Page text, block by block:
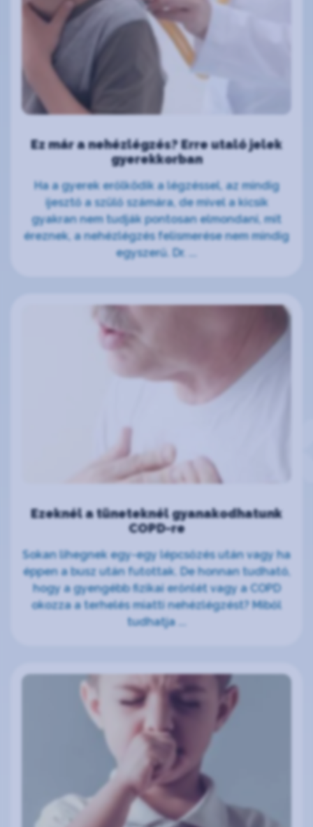
Ez már a nehézlégzés? Erre utaló jelek
gyerekkorban
Ha a gyerek erőlködik a légzéssel, az mindig
ijesztő a szülő számára, de mivel a kicsik
gyakran nem tudják pontosan elmondani, mit
éreznek, a nehézlégzés felismerése nem mindig
egyszerű. Dr. ...
Ezeknél a tüneteknél gyanakodhatunk
COPD-re
Sokan lihegnek egy-egy lépcsőzés után vagy ha
éppen a busz után futottak. De honnan tudható,
hogy a gyengébb fizikai erőnlét vagy a COPD
okozza a terhelés miatti nehézlégzést? Miből
tudhatja ...